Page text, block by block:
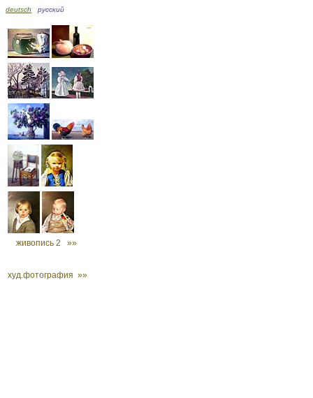
deutsch русский
живопись 2 »»
худ.фотография »»